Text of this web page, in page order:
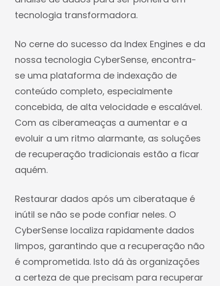
tecnologia transformadora.
No cerne do sucesso da Index Engines e da
nossa tecnologia CyberSense, encontra-
se uma plataforma de indexação de
conteúdo completo, especialmente
concebida, de alta velocidade e escalável.
Com as ciberameaças a aumentar e a
evoluir a um ritmo alarmante, as soluções
de recuperação tradicionais estão a ficar
aquém.
Restaurar dados após um ciberataque é
inútil se não se pode confiar neles. O
CyberSense localiza rapidamente dados
limpos, garantindo que a recuperação não
é comprometida. Isto dá às organizações
a certeza de que precisam para recuperar